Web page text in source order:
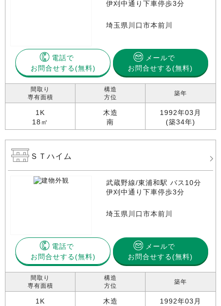
伊刈中通り下車停歩3分
埼玉県川口市本前川
電話で
お問合せする
メールで
お問合せする(無料)
間取り
専有面積
1K
18㎡
構造
方位
木造
南
築年
1992年03月
(築34年)
ＳＴハイム
武蔵野線/東浦和駅 バス10分
伊刈中通り下車停歩3分
埼玉県川口市本前川
電話で
お問合せする
メールで
お問合せする(無料)
間取り
専有面積
1K
構造
方位
木造
築年
1992年03月